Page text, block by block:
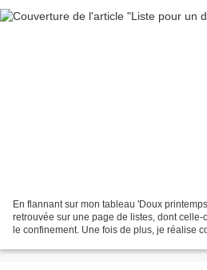
En flannant sur mon tableau 'Doux
retrouvée sur une page de listes, dont
le confinement. Une fois de plus, je réalise